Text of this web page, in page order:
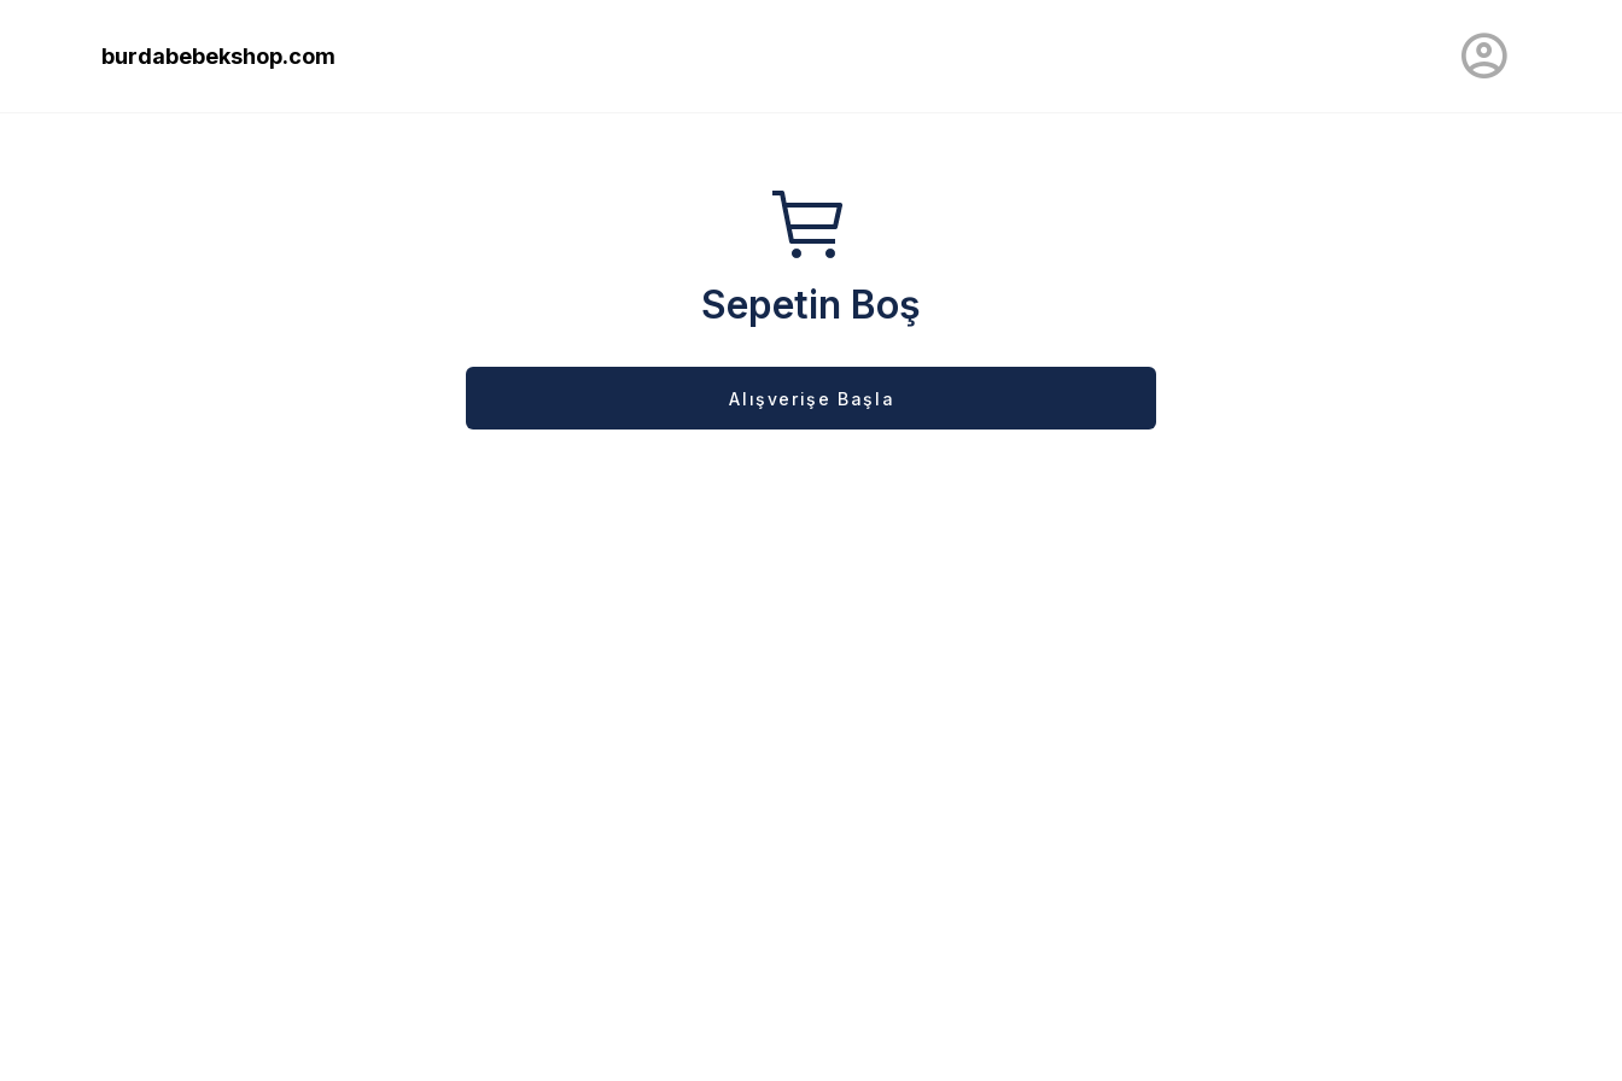
burdabebekshop.com
Sepetin Boş
Alışverişe Başla